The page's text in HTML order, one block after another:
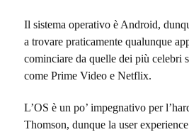
Il sistema operativo è Android,
a trovare praticamente qualunque
cominciare da quelle dei più celebri
come Prime Video e Netflix.
L’OS è un po’ impegnativo per
Thomson, dunque la user